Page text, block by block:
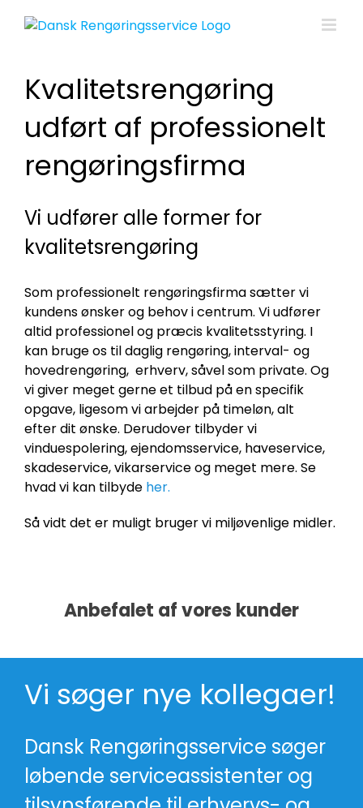
Kvalitetsrengøring
udført af professionelt
rengøringsfirma
Vi udfører alle former for
kvalitetsrengøring
Som professionelt rengøringsfirma sætter vi
kundens ønsker og behov i centrum. Vi udfører
altid professionel og præcis kvalitetsstyring. I
kan bruge os til daglig rengøring, interval- og
hovedrengøring, erhverv, såvel som private. Og
vi giver meget gerne et tilbud på en specifik
opgave, ligesom vi arbejder på timeløn, alt
efter dit ønske. Derudover tilbyder vi
vinduespolering, ejendomsservice, haveservice,
skadeservice, vikarservice og meget mere. Se
hvad vi kan tilbyde her.
Så vidt det er muligt bruger vi miljøvenlige midler.
Anbefalet af vores kunder
Vi søger nye kollegaer!
Dansk Rengøringsservice søger
løbende serviceassistenter og